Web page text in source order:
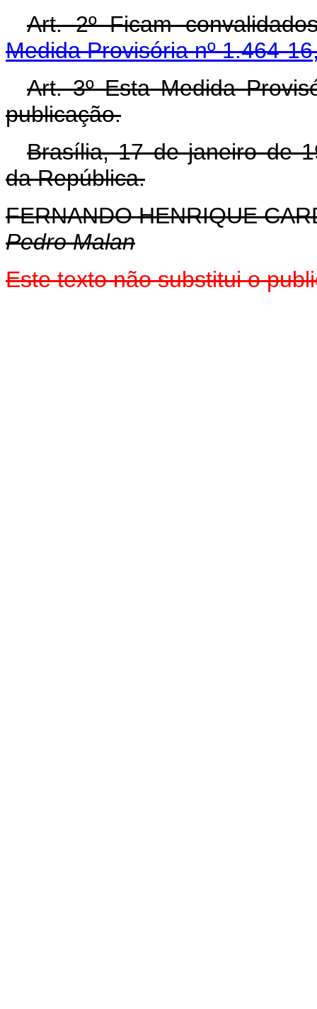
Art. 2º Ficam
Medida Provisória nº 1.464-
Art. 3º Esta Medida
publicação.
Brasília, 17 de janeiro de
da República.
FERNANDO HENRIQUE
Pedro Malan
Este texto não substitui o